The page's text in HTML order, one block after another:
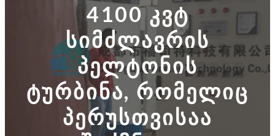
4100 კვტ
სიმძლავრის
პელტონის
ტურბინა, რომელიც
პერუსთვისაა